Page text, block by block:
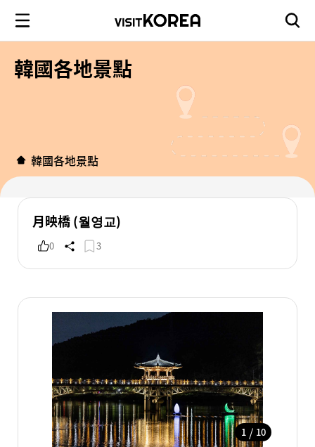
韓國各地景點
韓國各地景點
月映橋 (월영교)
0 3
1 / 10